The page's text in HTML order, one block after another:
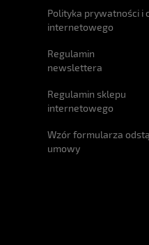
Polityka prywatności i
internetowego
Regulamin
newslettera
Regulamin sklepu
internetowego
Wzór formularza
umowy